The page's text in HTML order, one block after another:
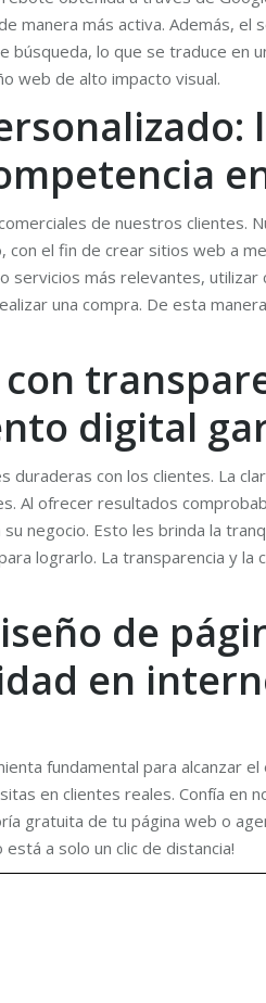
manera más activa. Además, el
búsqueda, lo que se traduce en
web de alto impacto visual.
de nuestros clientes.
con el fin de crear sitios web a
servicios más relevantes,
una compra. De esta
digital
duraderas con los clientes. La
Al ofrecer resultados
negocio. Esto les brinda la
lograrlo. La transparencia y la
de
en
fundamental para alcanzar el
en clientes reales. Confía en
gratuita de tu página web o
a solo un clic de distancia!